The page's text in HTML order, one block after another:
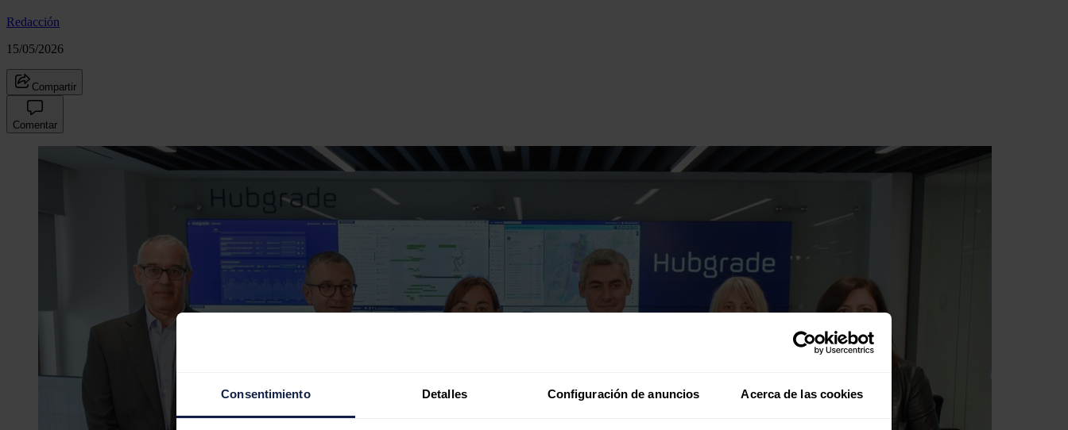
Consentimiento Detalles Configuración de anuncios Acerca de las cookies
Redacción
15/05/2026
Compartir
Comentar